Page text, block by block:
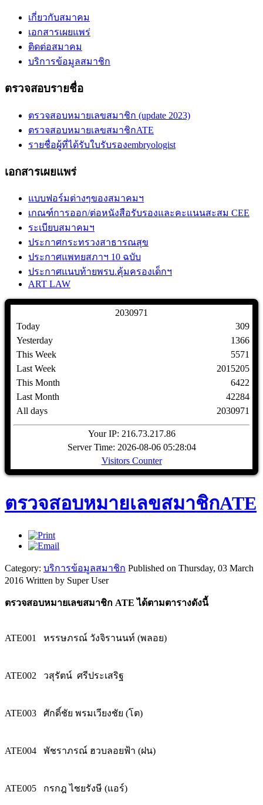
เกี่ยวกับสมาคม
เอกสารเผยแพร่
ติดต่อสมาคม
บริการข้อมูลสมาชิก
ตรวจสอบรายชื่อ
ตรวจสอบหมายเลขสมาชิก (update 2023)
ตรวจสอบหมายเลขสมาชิกATE
รายชื่อผู้ที่ได้รับใบรับรองembryologist
เอกสารเผยแพร่
แบบฟอร์มต่างๆของสมาคมฯ
เกณฑ์การออก/ต่อหนังสือรับรองและคะแนนสะสม CEE
ระเบียบสมาคมฯ
ประกาศกระทรวงสาธารณสุข
ประกาศแพทยสภาฯ 10 ฉบับ
ประกาศแนบท้ายพรบ.คุ้มครองเด็กฯ
ART LAW
2030971
Today
Yesterday
This Week
Last Week
This Month
Last Month
All days
309
1366
5571
2015205
6422
42284
2030971
Your IP: 216.73.217.86
Server Time: 2026-08-06 05:28:04
Visitors Counter
ตรวจสอบหมายเลขสมาชิกATE
Category: บริการข้อมูลสมาชิก Published on Thursday, 03 March
2016 Written by Super User
ตรวจสอบหมายเลขสมาชิก ATE ได้ตามตารางดังนี้
ATE001 หรรษภรณ์ วังจิรานนท์ (พลอย)
ATE002 วสุรัตน์ ศรีประเสริฐ
ATE003 ศักดิ์ชัย พรมเวียงชัย (โต)
ATE004 พัชราภรณ์ ฮวบลอยฟ้า (ฝน)
ATE005 กรกฎ ไชยรังษี (แอร์)